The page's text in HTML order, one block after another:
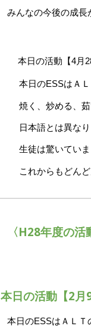
みんなの今後の成長
本日の活動【4月
本日のESSはＡ
焼く、炒める、
日本語とは異な
生徒は驚いていま
これからもどん
〈H28年度の活
本日の活動【2月
本日のESSはＡＬＴ